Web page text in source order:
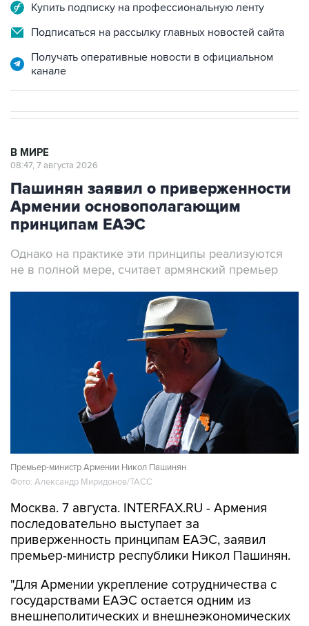
Купить подписку на профессиональную ленту
Подписаться на рассылку главных новостей сайта
Получать оперативные новости в официальном
канале
В МИРЕ
08:47, 7 августа 2026
Пашинян заявил о приверженности
Армении основополагающим
принципам ЕАЭС
Однако на практике эти принципы реализуются
не в полной мере, считает армянский премьер
Премьер-министр Армении Никол Пашинян
Фото: Александр Миридонов/ТАСС
Москва. 7 августа. INTERFAX.RU - Армения
последовательно выступает за
приверженность принципам ЕАЭС, заявил
премьер-министр республики Никол Пашинян.
"Для Армении укрепление сотрудничества с
государствами ЕАЭС остается одним из
внешнеполитических и внешнеэкономических